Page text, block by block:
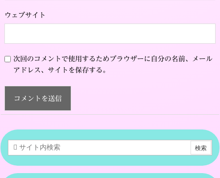
ウェブサイト
次回のコメントで使用するためブラウザーに自分の名前、メール
アドレス、サイトを保存する。